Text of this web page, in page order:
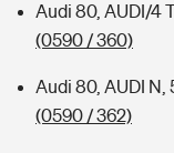
Audi 80, AUDI/4
(0590 / 360)
Audi 80, AUDI N,
(0590 / 362)